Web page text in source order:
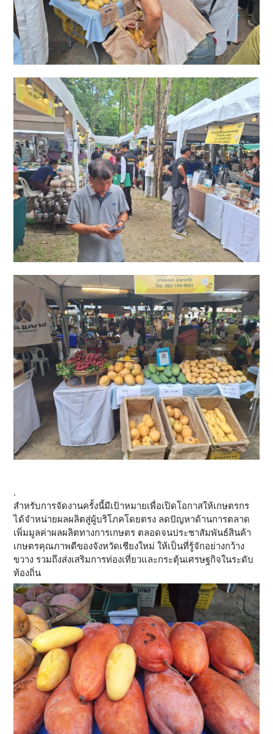
.
สำหรับการจัดงานครั้งนี้มีเป้าหมายเพื่อเปิดโอกาสให้เกษตรกร
ได้จำหน่ายผลผลิตสู่ผู้บริโภคโดยตรง ลดปัญหาด้านการตลาด
เพิ่มมูลค่าผลผลิตทางการเกษตร ตลอดจนประชาสัมพันธ์สินค้า
เกษตรคุณภาพดีของจังหวัดเชียงใหม่ ให้เป็นที่รู้จักอย่างกว้าง
ขวาง รวมถึงส่งเสริมการท่องเที่ยวและกระตุ้นเศรษฐกิจในระดับ
ท้องถิ่น